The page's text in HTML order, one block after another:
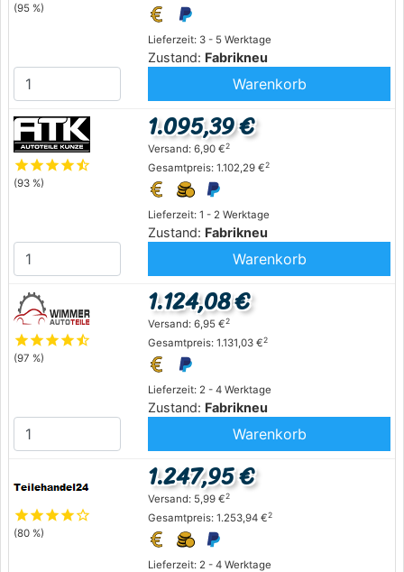
(95 %)
Lieferzeit: 3 - 5 Werktage
Zustand: Fabrikneu
Warenkorb
starstarstarstarstar_half
(93 %)
Lieferzeit: 1 - 2 Werktage
Zustand: Fabrikneu
1.095,39 €
Versand: 6,90 €2
Gesamtpreis: 1.102,29 €2
Warenkorb
starstarstarstarstar_half
(97 %)
Lieferzeit: 2 - 4 Werktage
Zustand: Fabrikneu
1.124,08 €
Versand: 6,95 €2
Gesamtpreis: 1.131,03 €2
Warenkorb
starstarstarstarstar_outline
(80 %)
Lieferzeit: 2 - 4 Werktage
1.247,95 €
Versand: 5,99 €2
Gesamtpreis: 1.253,94 €2